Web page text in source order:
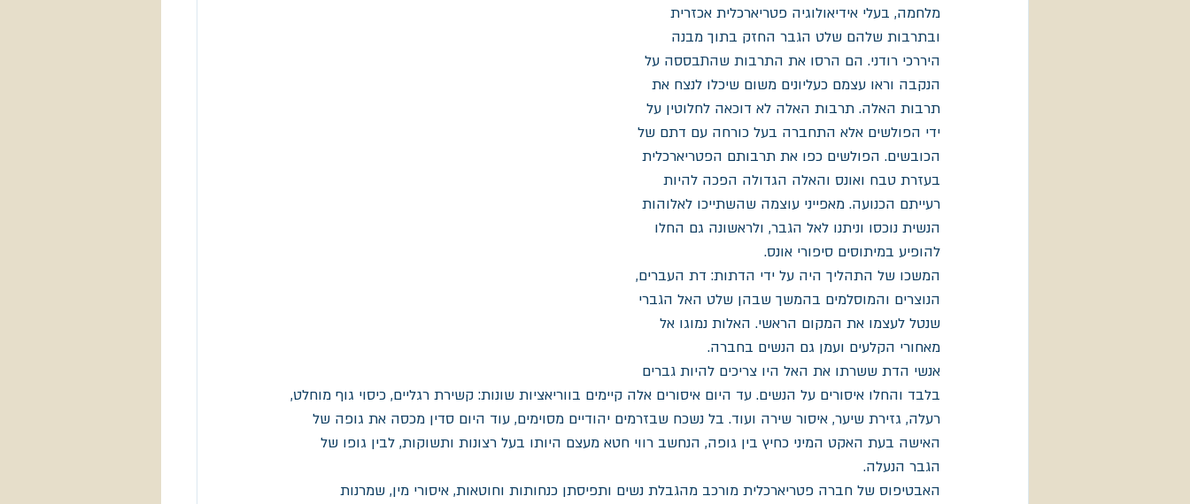
מלחמה, בעלי אידיאולוגיה פטריארכלית אכזרית
ובתרבות שלהם שלט הגבר החזק בתוך מבנה
היררכי רודני. הם הרסו את התרבות שהתבססה על
הנקבה וראו עצמם כעליונים משום שיכלו לנצח את
תרבות האלה. תרבות האלה לא דוכאה לחלוטין על
ידי הפולשים אלא התחברה בעל כורחה עם דתם של
הכובשים. הפולשים כפו את תרבותם הפטריארכלית
בעזרת טבח ואונס והאלה הגדולה הפכה להיות
רעייתם הכנועה. מאפייני עוצמה שהשתייכו לאלוהות
הנשית נוכסו וניתנו לאל הגבר, ולראשונה גם החלו
להופיע במיתוסים סיפורי אונס.
המשכו של התהליך היה על ידי הדתות: דת העברים,
הנוצרים והמוסלמים בהמשך שבהן שלט האל הגברי
שנטל לעצמו את המקום הראשי. האלות נמוגו אל
מאחורי הקלעים ועמן גם הנשים בחברה.
אנשי הדת ששרתו את האל היו צריכים להיות גברים
בלבד והחלו איסורים על הנשים. עד היום איסורים אלה קיימים בווריאציות שונות: קשירת רגליים, כיסוי גוף מוחלט,
רעלה, גזירת שיער, איסור שירה ועוד. בל נשכח שבזרמים יהודיים מסוימים, עוד היום סדין מכסה את גופה של
האישה בעת האקט המיני כחיץ בין גופה, הנחשב רווי חטא מעצם היותו בעל רצונות ותשוקות, לבין גופו של
הגבר הנעלה.
האבטיפוס של חברה פטריארכלית מורכב מהגבלת נשים ותפיסתן כנחותות וחוטאות, איסורי מין, שמרנות